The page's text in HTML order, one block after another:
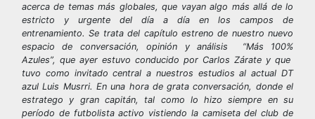
acerca de temas más globales, que vayan algo más allá de lo
estricto y urgente del día a día en los campos de
entrenamiento. Se trata del capítulo estreno de nuestro nuevo
espacio de conversación, opinión y análisis “Más 100%
Azules”, que ayer estuvo conducido por Carlos Zárate y que
tuvo como invitado central a nuestros estudios al actual DT
azul Luis Musrri. En una hora de grata conversación, donde el
estratego y gran capitán, tal como lo hizo siempre en su
período de futbolista activo vistiendo la camiseta del club de